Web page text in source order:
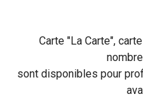
Carte "La Carte",
sont disponibles pour